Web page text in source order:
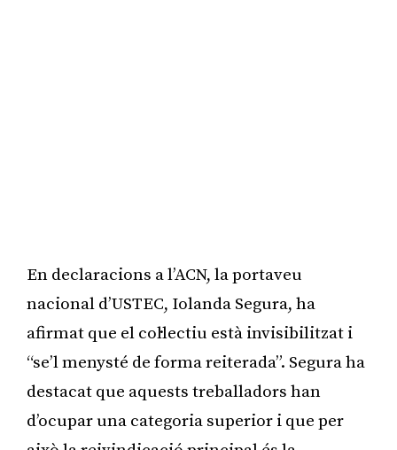
En declaracions a l’ACN, la portaveu
nacional d’USTEC, Iolanda Segura, ha
afirmat que el col·lectiu està invisibilitzat i
“se’l menysté de forma reiterada”. Segura ha
destacat que aquests treballadors han
d’ocupar una categoria superior i que per